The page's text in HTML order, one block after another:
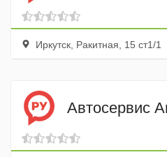
Иркутск, Ракитная, 15 ст1/1
Автосервис